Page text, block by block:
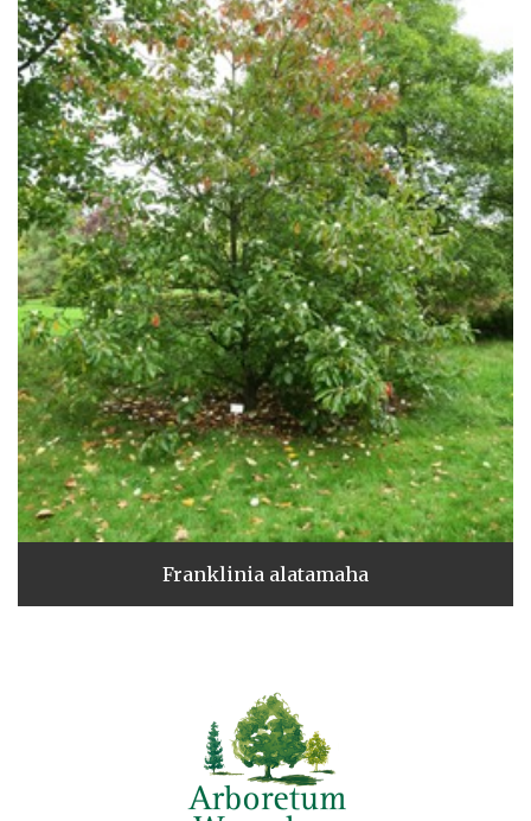
Franklinia alatamaha